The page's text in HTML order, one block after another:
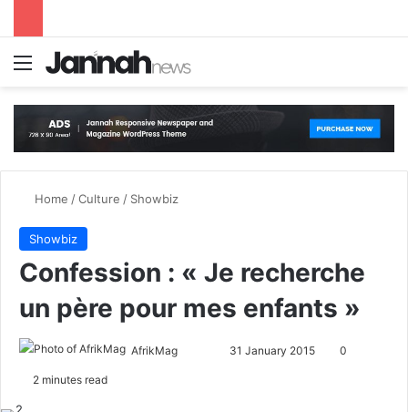
Menu
Home /Culture / Showbiz
Showbiz
Confession : « Je recherche
un père pour mes enfants »
AfrikMag 31 January 2015 0
2 minutes read